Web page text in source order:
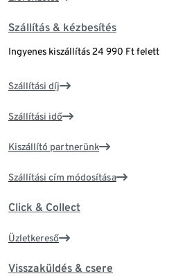
Szállítás & kézbesítés
Ingyenes kiszállítás 24 990 Ft felett
Szállítási díj
Szállítási idő
Kiszállító partnerünk
Szállítási cím módosítása
Click & Collect
Üzletkereső
Visszaküldés & csere